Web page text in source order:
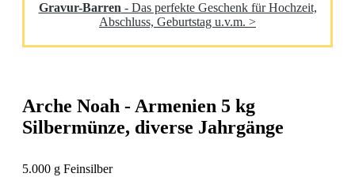
Gravur-Barren - Das perfekte Geschenk für Hochzeit,
Abschluss, Geburtstag u.v.m. >
Arche Noah - Armenien 5 kg
Silbermünze, diverse Jahrgänge
5.000 g Feinsilber